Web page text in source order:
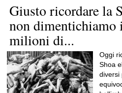
Giusto ricordare la
non dimentichiamo
milioni di...
Oggi
Shoa
diversi